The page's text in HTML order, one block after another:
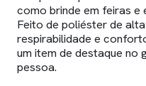
como brinde em feiras
Feito de poliéster de
respirabilidade e
um item de destaque no
pessoa.